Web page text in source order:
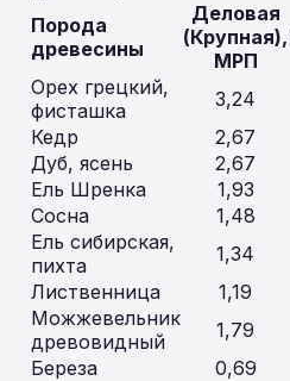
Порода
древесины
Деловая
(Крупная),
МРП
Орех грецкий,
фисташка
3,24
Кедр
2,67
Дуб, ясень
2,67
Ель Шренка
1,93
Сосна
1,48
Ель сибирская,
пихта
1,34
Лиственница
1,19
Можжевельник
древовидный
1,79
Береза
0,69